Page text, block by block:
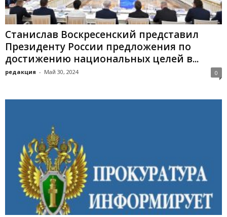
Станислав Воскресенский представил
Президенту России предложения по
достижению национальных целей в...
редакция - Май 30, 2024 0